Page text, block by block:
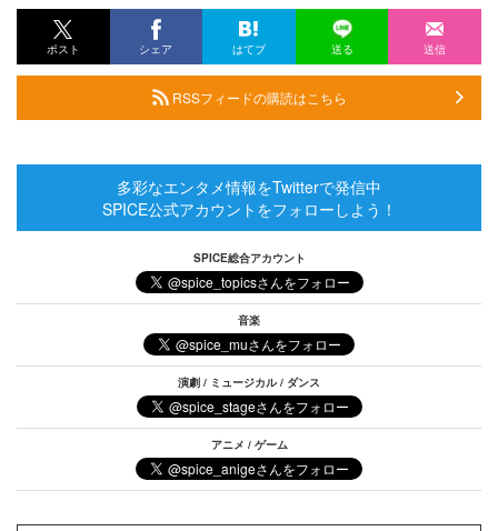
ポスト シェア はてブ 送る 送信
RSSフィードの購読はこちら
多彩なエンタメ情報をTwitterで発信中
SPICE公式アカウントをフォローしよう！
SPICE総合アカウント
音楽
演劇 / ミュージカル / ダンス
アニメ / ゲーム